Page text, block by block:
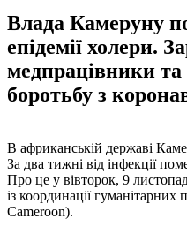
Влада Камеруну
епідемії холери.
медпрацівники та
боротьбу з
В африканській державі
За два тижні від інфекції
Про це у вівторок, 9
із координації
Cameroon).